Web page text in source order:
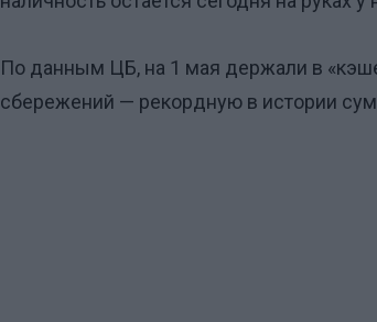
По данным ЦБ, на 1 мая держали в
сбережений — рекордную в истории